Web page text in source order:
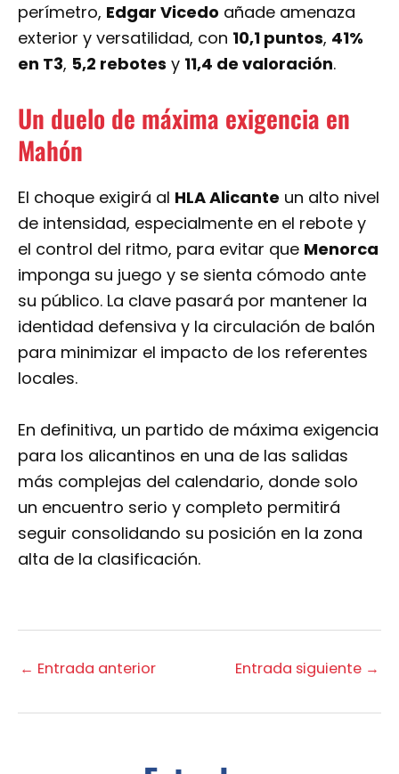
perímetro, Edgar Vicedo añade amenaza
exterior y versatilidad, con 10,1 puntos, 41%
en T3, 5,2 rebotes y 11,4 de valoración.
Un duelo de máxima exigencia en
Mahón
El choque exigirá al HLA Alicante un alto nivel
de intensidad, especialmente en el rebote y
el control del ritmo, para evitar que Menorca
imponga su juego y se sienta cómodo ante
su público. La clave pasará por mantener la
identidad defensiva y la circulación de balón
para minimizar el impacto de los referentes
locales.
En definitiva, un partido de máxima exigencia
para los alicantinos en una de las salidas
más complejas del calendario, donde solo
un encuentro serio y completo permitirá
seguir consolidando su posición en la zona
alta de la clasificación.
← Entrada anterior Entrada siguiente →